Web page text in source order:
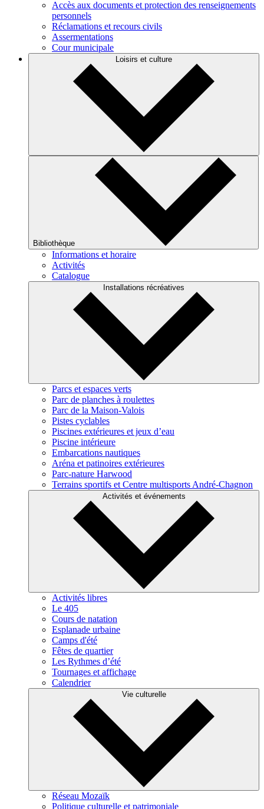
Accès aux documents et protection des renseignements
personnels
Réclamations et recours civils
Assermentations
Cour municipale
Loisirs et culture
Bibliothèque
Informations et horaire
Activités
Catalogue
Installations récréatives
Parcs et espaces verts
Parc de planches à roulettes
Parc de la Maison-Valois
Pistes cyclables
Piscines extérieures et jeux d’eau
Piscine intérieure
Embarcations nautiques
Aréna et patinoires extérieures
Parc-nature Harwood
Terrains sportifs et Centre multisports André-Chagnon
Activités et événements
Activités libres
Le 405
Cours de natation
Esplanade urbaine
Camps d'été
Fêtes de quartier
Les Rythmes d’été
Tournages et affichage
Calendrier
Vie culturelle
Réseau Mozaïk
Politique culturelle et patrimoniale